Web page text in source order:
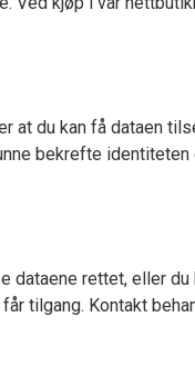
at du kan få dataen
bekrefte identiteten
dataene rettet, eller
tilgang. Kontakt